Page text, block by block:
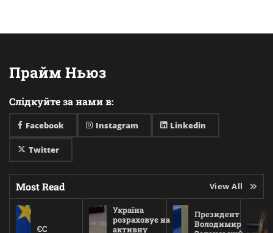
Прайм Ньюз
Слідкуйте за нами в:
Facebook Instagram Linkedin
Twitter
Most Read View All
ЄС
Україна
розраховує на
активну
Президент
Володимир